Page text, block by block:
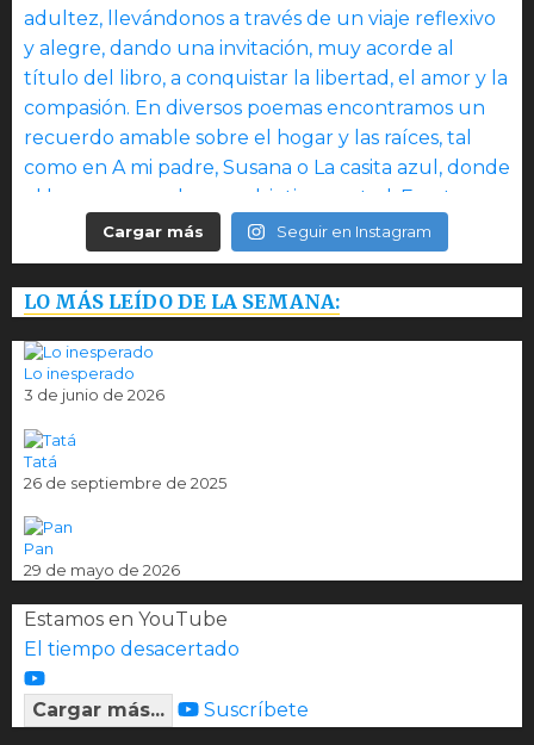
Cargar más Seguir en Instagram
LO MÁS LEÍDO DE LA SEMANA:
Lo inesperado
3 de junio de 2026
Tatá
26 de septiembre de 2025
Pan
29 de mayo de 2026
Estamos en YouTube
El tiempo desacertado
Cargar más... Suscríbete